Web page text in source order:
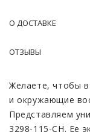
О ДОСТАВКЕ
ОТЗЫВЫ
Желаете, чтобы
и окружающие
Представляем
3298-115-CH. Ее